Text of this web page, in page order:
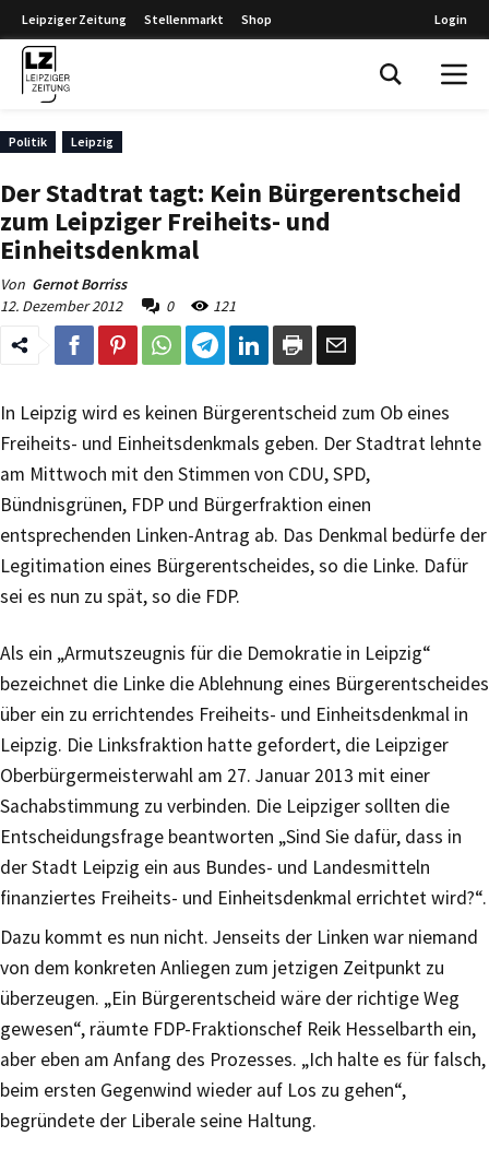
Leipziger Zeitung Stellenmarkt Shop Login
Politik Leipzig
Der Stadtrat tagt: Kein Bürgerentscheid
zum Leipziger Freiheits- und
Einheitsdenkmal
Von Gernot Borriss
12. Dezember 2012
0 121
In Leipzig wird es keinen Bürgerentscheid zum Ob eines
Freiheits- und Einheitsdenkmals geben. Der Stadtrat lehnte
am Mittwoch mit den Stimmen von CDU, SPD,
Bündnisgrünen, FDP und Bürgerfraktion einen
entsprechenden Linken-Antrag ab. Das Denkmal bedürfe der
Legitimation eines Bürgerentscheides, so die Linke. Dafür
sei es nun zu spät, so die FDP.
Als ein „Armutszeugnis für die Demokratie in Leipzig“
bezeichnet die Linke die Ablehnung eines Bürgerentscheides
über ein zu errichtendes Freiheits- und Einheitsdenkmal in
Leipzig. Die Linksfraktion hatte gefordert, die Leipziger
Oberbürgermeisterwahl am 27. Januar 2013 mit einer
Sachabstimmung zu verbinden. Die Leipziger sollten die
Entscheidungsfrage beantworten „Sind Sie dafür, dass in
der Stadt Leipzig ein aus Bundes- und Landesmitteln
finanziertes Freiheits- und Einheitsdenkmal errichtet wird?“.
Dazu kommt es nun nicht. Jenseits der Linken war niemand
von dem konkreten Anliegen zum jetzigen Zeitpunkt zu
überzeugen. „Ein Bürgerentscheid wäre der richtige Weg
gewesen“, räumte FDP-Fraktionschef Reik Hesselbarth ein,
aber eben am Anfang des Prozesses. „Ich halte es für falsch,
beim ersten Gegenwind wieder auf Los zu gehen“,
begründete der Liberale seine Haltung.